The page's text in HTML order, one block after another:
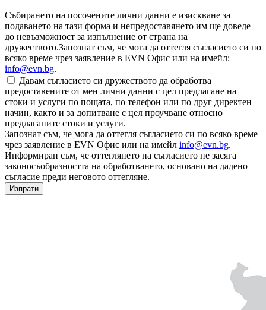
Събирането на посочените лични данни е изискване за
подаването на тази форма и непредоставянето им ще доведе
до невъзможност за изпълнение от страна на
дружеството.Запознат съм, че мога да оттегля съгласието си по
всяко време чрез заявление в EVN Офис или на имейл:
info@evn.bg.
Давам съгласието си дружеството да обработва
предоставените от мен лични данни с цел предлагане на
стоки и услуги по пощата, по телефон или по друг директен
начин, както и за допитване с цел проучване относно
предлаганите стоки и услуги.
Запознат съм, че мога да оттегля съгласието си по всяко време
чрез заявление в EVN Офис или на имейл info@evn.bg.
Информиран съм, че оттеглянето на съгласието не засяга
законосъобразността на обработването, основано на дадено
съгласие преди неговото оттегляне.